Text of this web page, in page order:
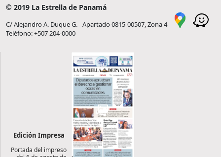
© 2019 La Estrella de Panamá
C/ Alejandro A. Duque G. - Apartado 0815-00507, Zona 4
Teléfono: +507 204-0000
Edición Impresa
Portada del impreso